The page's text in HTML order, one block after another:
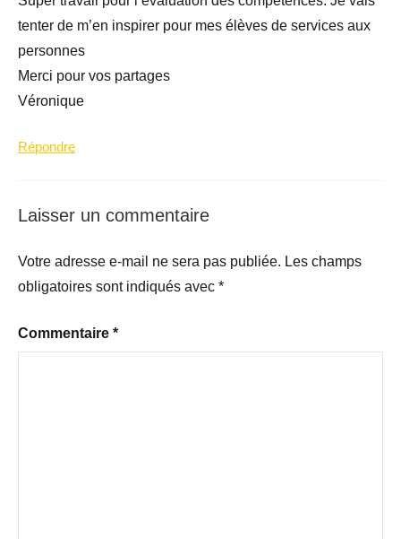
tenter de m’en inspirer pour mes élèves de services aux
personnes
Merci pour vos partages
Véronique
Répondre
Laisser un commentaire
Votre adresse e-mail ne sera pas publiée. Les champs
obligatoires sont indiqués avec *
Commentaire *